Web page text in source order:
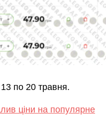
13 по 20 травня.
ціни на популярне